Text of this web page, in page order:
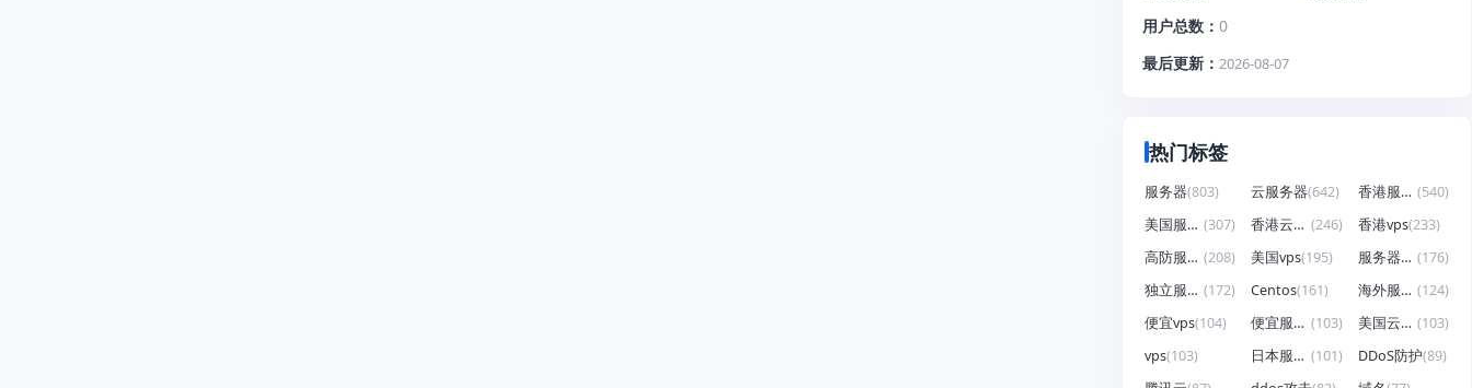
用户总数
0
最后更新
2026-08-07
热门标签
服务器(803) 云服务器(642) 香港服务器 (540)
美国服务器 (307) 香港云服务器 (246) 香港vps(233)
高防服务器 (208) 美国vps(195) 服务器租用 (176)
独立服务器 (172) Centos(161) 海外服务器 (124)
便宜vps(104) 便宜服务器 (103) 美国云服务器 (103)
vps(103) 日本服务器 (101) DDoS防护(89)